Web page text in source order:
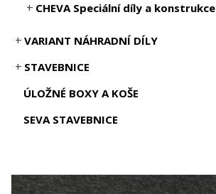
CHEVA Speciální díly a konstrukce
VARIANT NÁHRADNÍ DÍLY
STAVEBNICE
ÚLOŽNÉ BOXY A KOŠE
SEVA STAVEBNICE